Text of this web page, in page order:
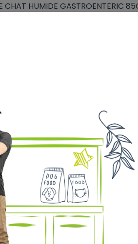
CHAT HUMIDE GASTROENTERIC
Ajouter au